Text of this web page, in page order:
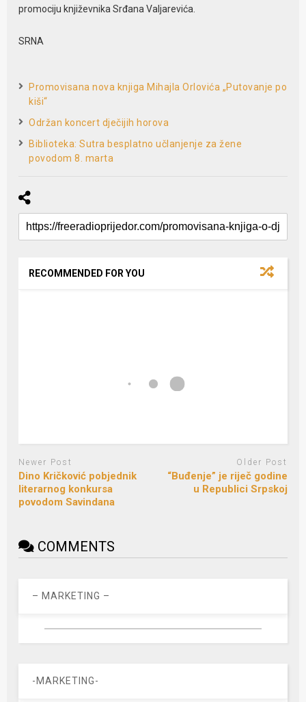
promociju književnika Srđana Valjarevića.
SRNA
Promovisana nova knjiga Mihajla Orlovića „Putovanje po
kiši“
Održan koncert dječijih horova
Biblioteka: Sutra besplatno učlanjenje za žene
povodom 8. marta
RECOMMENDED FOR YOU
Newer Post
Dino Kričković pobjednik
literarnog konkursa
povodom Savindana
Older Post
“Buđenje” je riječ godine
u Republici Srpskoj
COMMENTS
– MARKETING –
-MARKETING-